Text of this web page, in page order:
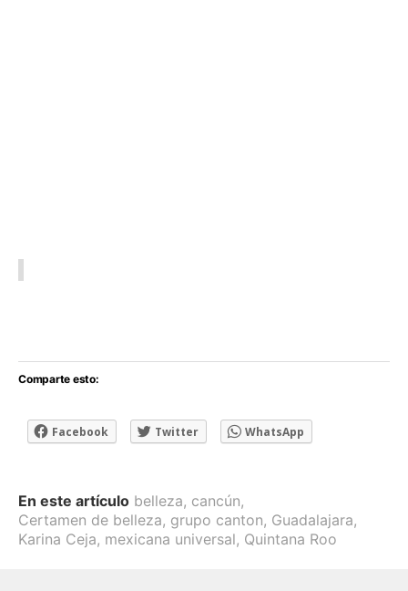
Comparte esto:
Facebook Twitter WhatsApp
En este artículo belleza, cancún,
Certamen de belleza, grupo canton, Guadalajara,
Karina Ceja, mexicana universal, Quintana Roo